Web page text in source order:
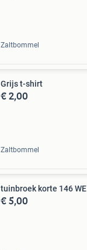
Zaltbommel
Grijs t-shirt
€ 2,00
Zaltbommel
tuinbroek korte 146 WE
€ 5,00